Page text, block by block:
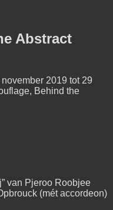
Abstract
2019 tot 29
Behind the
van Pjeroo Roobjee
(mét accordeon)